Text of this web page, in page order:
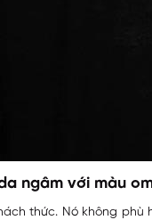
ngâm với màu
thức. Nó không